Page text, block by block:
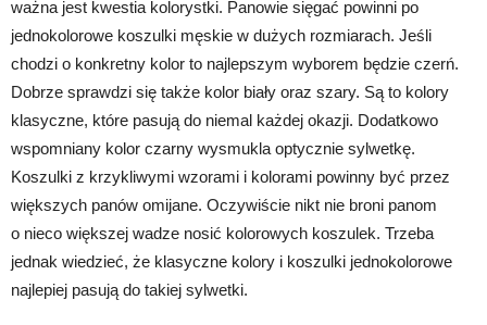
ważna jest kwestia kolorystki. Panowie sięgać powinni po
jednokolorowe koszulki męskie w dużych rozmiarach. Jeśli
chodzi o konkretny kolor to najlepszym wyborem będzie czerń.
Dobrze sprawdzi się także kolor biały oraz szary. Są to kolory
klasyczne, które pasują do niemal każdej okazji. Dodatkowo
wspomniany kolor czarny wysmukla optycznie sylwetkę.
Koszulki z krzykliwymi wzorami i kolorami powinny być przez
większych panów omijane. Oczywiście nikt nie broni panom
o nieco większej wadze nosić kolorowych koszulek. Trzeba
jednak wiedzieć, że klasyczne kolory i koszulki jednokolorowe
najlepiej pasują do takiej sylwetki.